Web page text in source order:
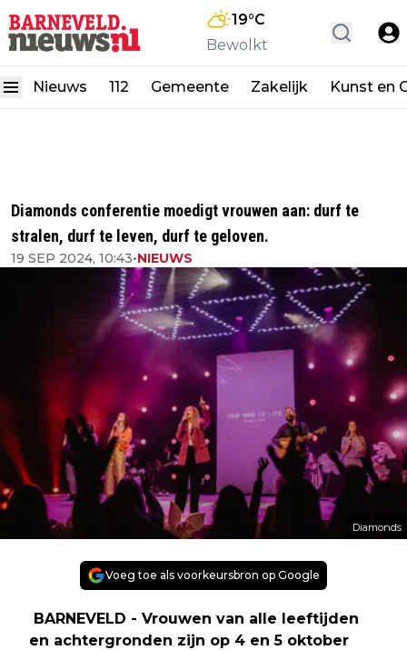
19°C
Bewolkt
Nieuws 112 Gemeente Zakelijk Kunst en
Diamonds conferentie moedigt vrouwen aan: durf te
stralen, durf te leven, durf te geloven.
19 SEP 2024, 10:43•NIEUWS
Diamonds
Voeg toe als voorkeursbron op Google
BARNEVELD - Vrouwen van alle leeftijden
en achtergronden zijn op 4 en 5 oktober